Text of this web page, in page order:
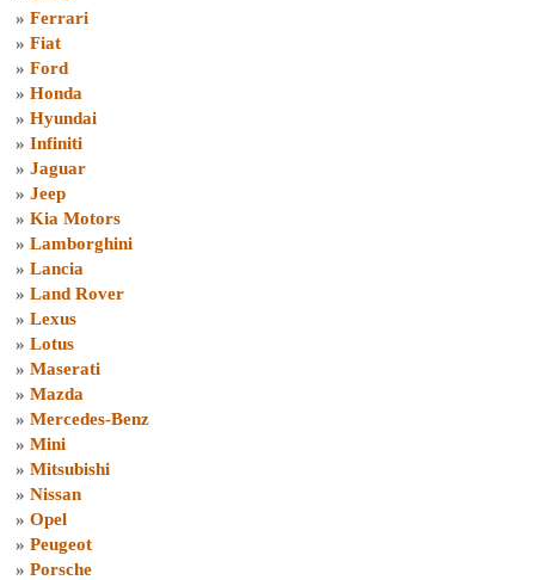
» Ferrari
» Fiat
» Ford
» Honda
» Hyundai
» Infiniti
» Jaguar
» Jeep
» Kia Motors
» Lamborghini
» Lancia
» Land Rover
» Lexus
» Lotus
» Maserati
» Mazda
» Mercedes-Benz
» Mini
» Mitsubishi
» Nissan
» Opel
» Peugeot
» Porsche